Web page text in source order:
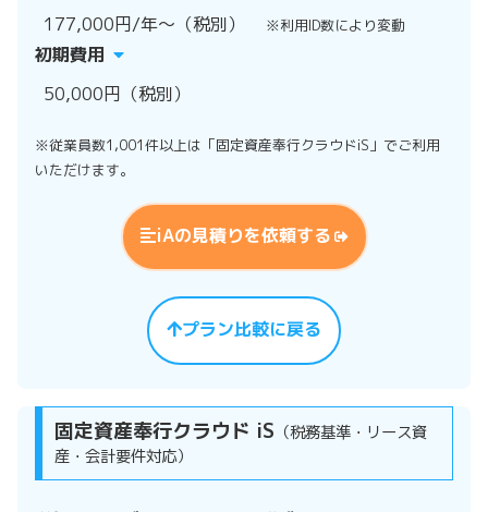
177,000円/年〜（税別）
※利用ID数により変動
初期費用
50,000円（税別）
※従業員数1,001件以上は「固定資産奉行クラウドiS」でご利用
いただけます。
iAの見積りを依頼する
プラン比較に戻る
固定資産奉行クラウド iS （税務基準・リース資
産・会計要件対応）